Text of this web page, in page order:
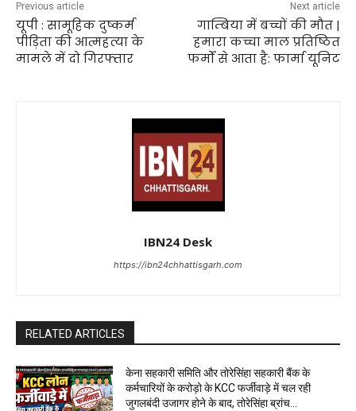
Previous article
यूपी : सामूहिक दुष्कर्म
पीड़िता की आत्महत्या के
मामले में दो गिरफ्तार
Next article
गाम्बिया में बच्चों की मौत |
हमारा कच्चा माल प्रतिष्ठित
फर्मों से आता है: फार्मा यूनिट
IBN24 Desk
https://ibn24chhattisgarh.com
RELATED ARTICLES
केना सहकारी समिति और तोरेसिंहा सहकारी बैंक के
कर्मचारियों के करोड़ो के KCC फर्जीवाड़े में चल रही
जुगलबंदी उजागर होने के बाद, तोरेसिंहा ब्रांच...